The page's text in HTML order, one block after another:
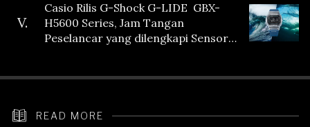
V.
Casio Rilis G-Shock G-LIDE GBX-
H5600 Series, Jam Tangan
Peselancar yang dilengkapi Sensor
READ MORE